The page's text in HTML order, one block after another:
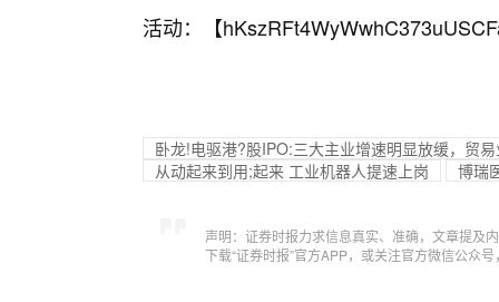
活动：【
卧龙!电驱港?股IPO:三大主业增速明显放缓，贸
从动起来到用;起来 工业机器人提速上岗
博瑞
声明：证券时报力求信息真实、准确，文章提及
下载“证券时报”官方APP，或关注官方微信公众